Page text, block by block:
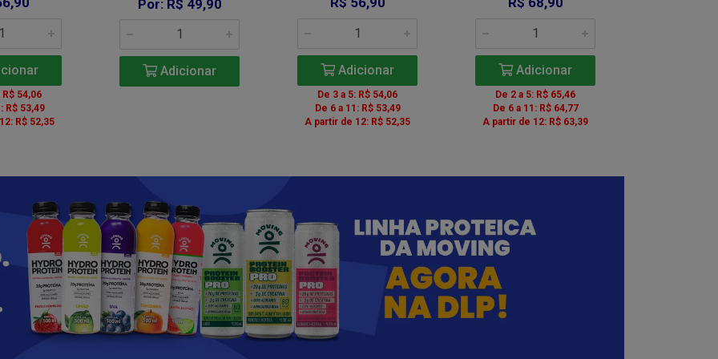
R$ 54,06
R$ 53,49
R$ 52,35
Por: R$ 49,90
Adicionar Adicionar
De 3 a 5: R$ 54,06
De 6 a 11: R$ 53,49
A partir de 12: R$ 52,35
Adicionar
De 2 a 5: R$ 65,46
De 6 a 11: R$ 64,77
A partir de 12: R$ 63,39